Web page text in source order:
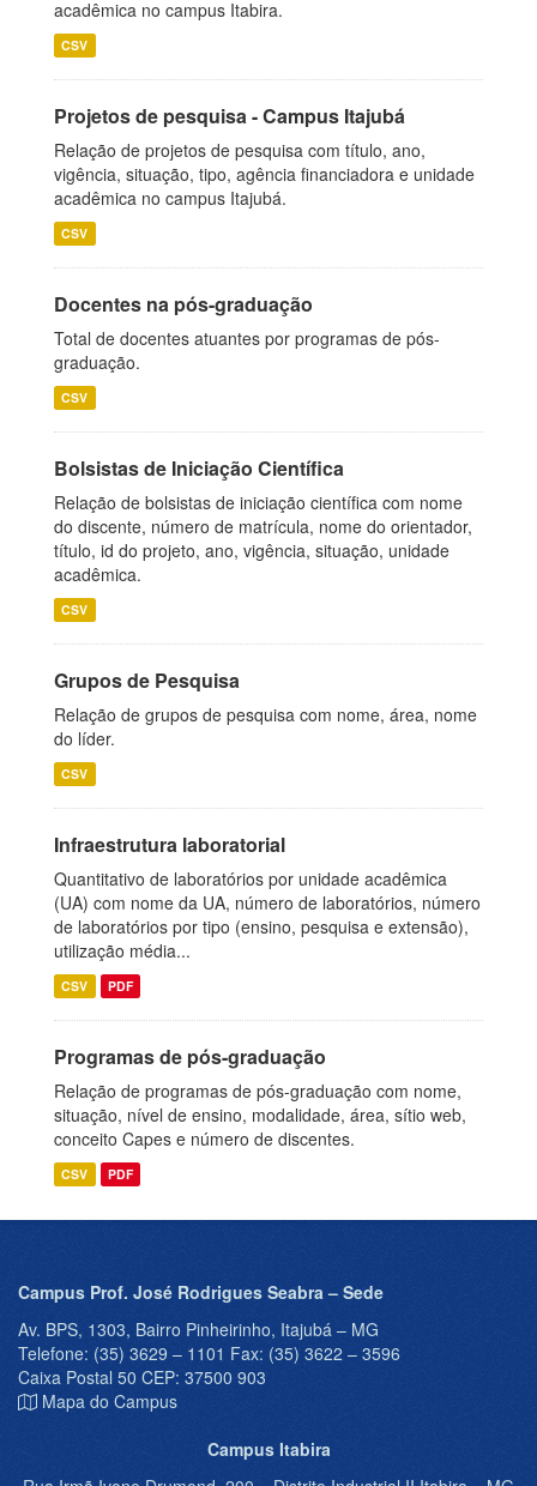
acadêmica no campus Itabira.
CSV
Projetos de pesquisa - Campus Itajubá
Relação de projetos de pesquisa com título, ano,
vigência, situação, tipo, agência financiadora e unidade
acadêmica no campus Itajubá.
CSV
Docentes na pós-graduação
Total de docentes atuantes por programas de pós-
graduação.
CSV
Bolsistas de Iniciação Científica
Relação de bolsistas de iniciação científica com nome
do discente, número de matrícula, nome do orientador,
título, id do projeto, ano, vigência, situação, unidade
acadêmica.
CSV
Grupos de Pesquisa
Relação de grupos de pesquisa com nome, área, nome
do líder.
CSV
Infraestrutura laboratorial
Quantitativo de laboratórios por unidade acadêmica
(UA) com nome da UA, número de laboratórios, número
de laboratórios por tipo (ensino, pesquisa e extensão),
utilização média...
CSV PDF
Programas de pós-graduação
Relação de programas de pós-graduação com nome,
situação, nível de ensino, modalidade, área, sítio web,
conceito Capes e número de discentes.
CSV PDF
Campus Prof. José Rodrigues Seabra – Sede
Av. BPS, 1303, Bairro Pinheirinho, Itajubá – MG
Telefone: (35) 3629 – 1101 Fax: (35) 3622 – 3596
Caixa Postal 50 CEP: 37500 903
Mapa do Campus
Campus Itabira